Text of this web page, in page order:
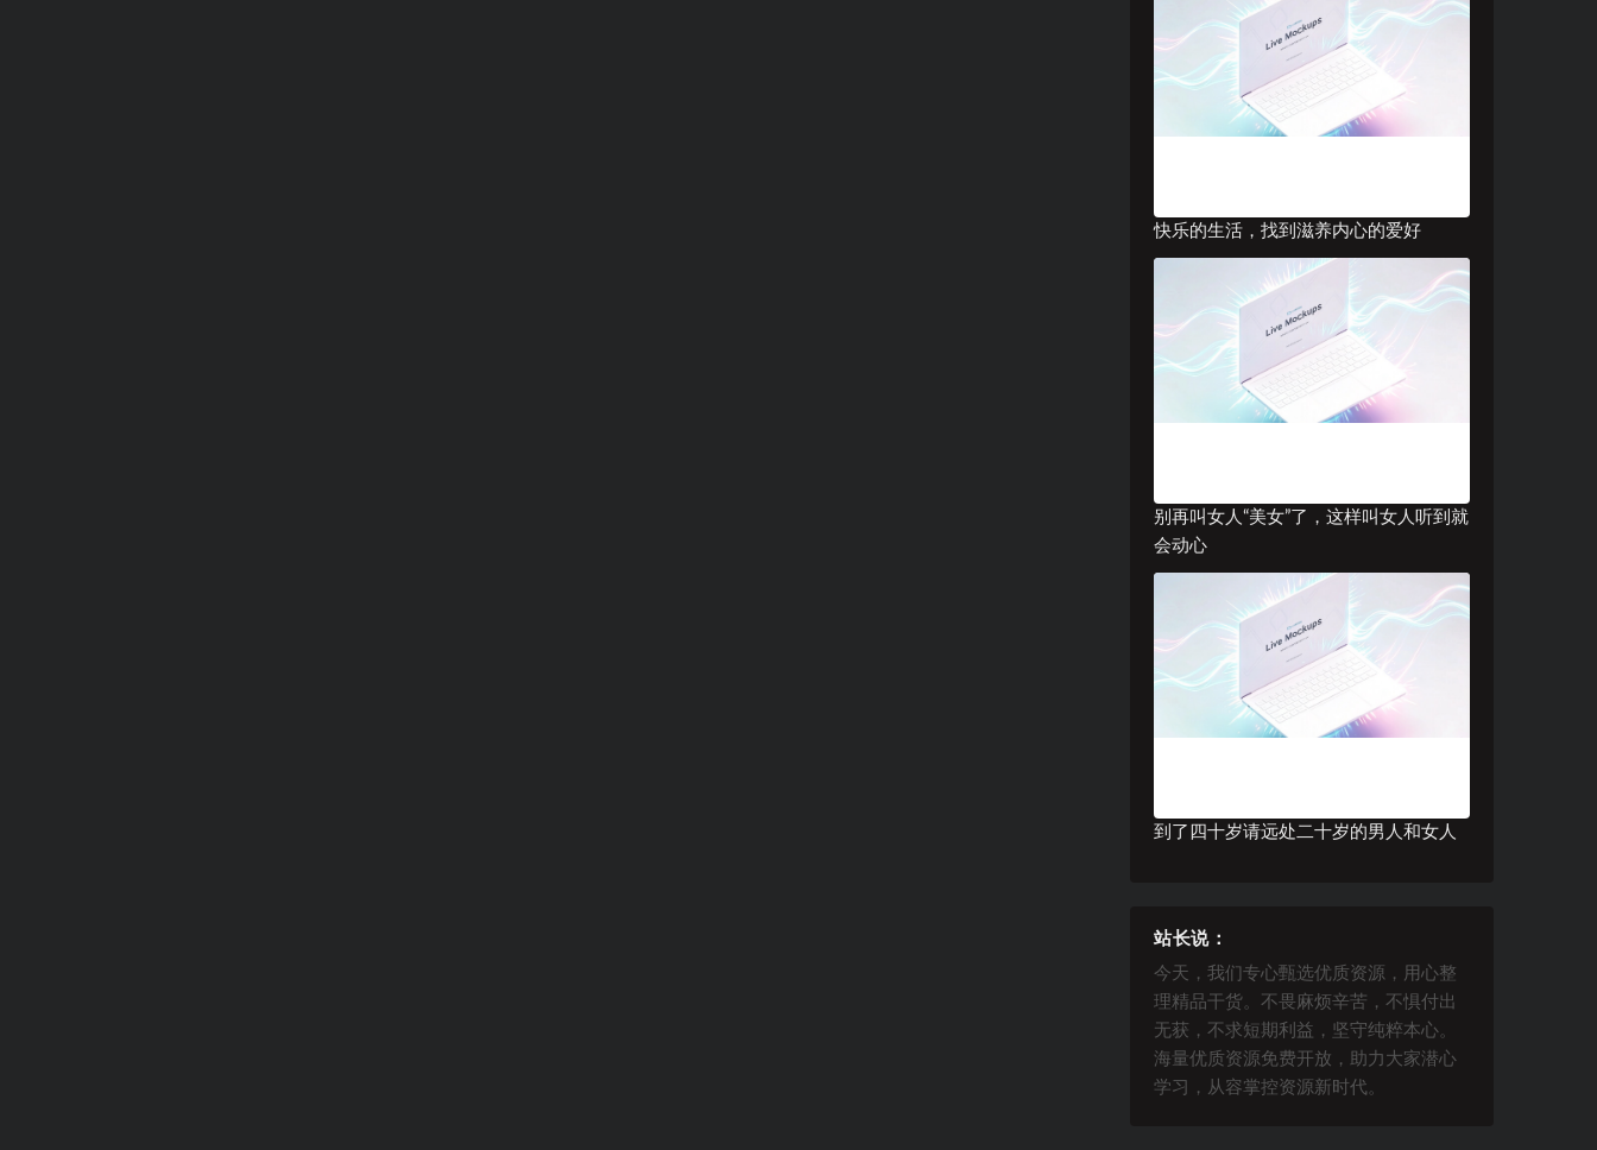
快乐的生活，找到滋养内心的爱好
别再叫女人“美女”了，这样叫女人听到就
会动心
到了四十岁请远处二十岁的男人和女人
站长说：
今天，我们专心甄选优质资源，用心整
理精品干货。不畏麻烦辛苦，不惧付出
无获，不求短期利益，坚守纯粹本心。
海量优质资源免费开放，助力大家潜心
学习，从容掌控资源新时代。